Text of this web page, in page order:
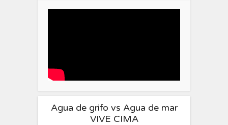
Agua de grifo vs Agua de mar
VIVE CIMA